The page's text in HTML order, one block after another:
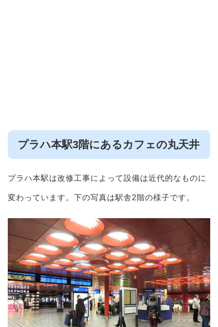
プラハ本駅3階にあるカフェの丸天井
プラハ本駅は改修工事によって設備は近代的なものに
変わっています。下の写真は駅舎2階の様子です。